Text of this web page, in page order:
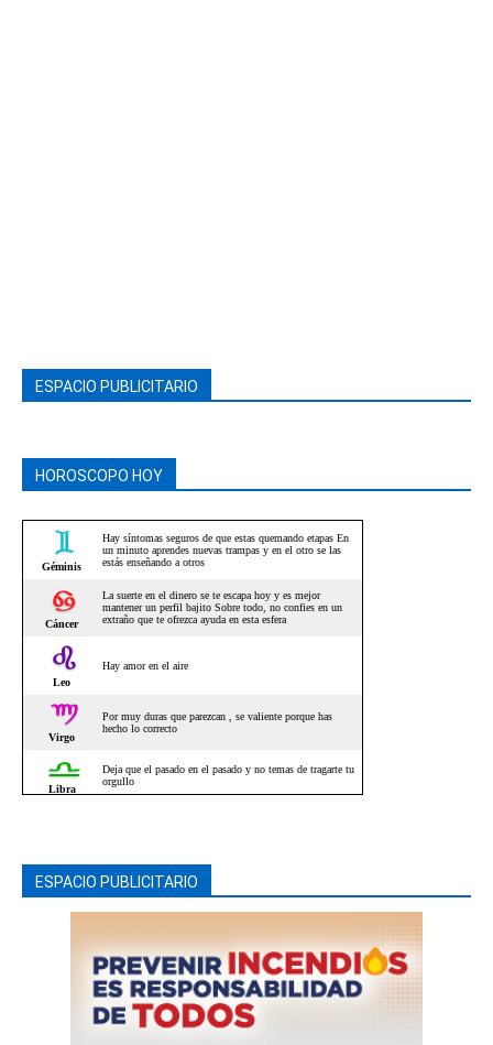
ESPACIO PUBLICITARIO
HOROSCOPO HOY
ESPACIO PUBLICITARIO